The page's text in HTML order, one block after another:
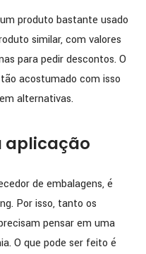
produto bastante usado
similar, com valores
para pedir descontos. O
acostumado com isso
alternativas.
aplicação
de embalagens, é
Por isso, tanto os
pensar em uma
O que pode ser feito é